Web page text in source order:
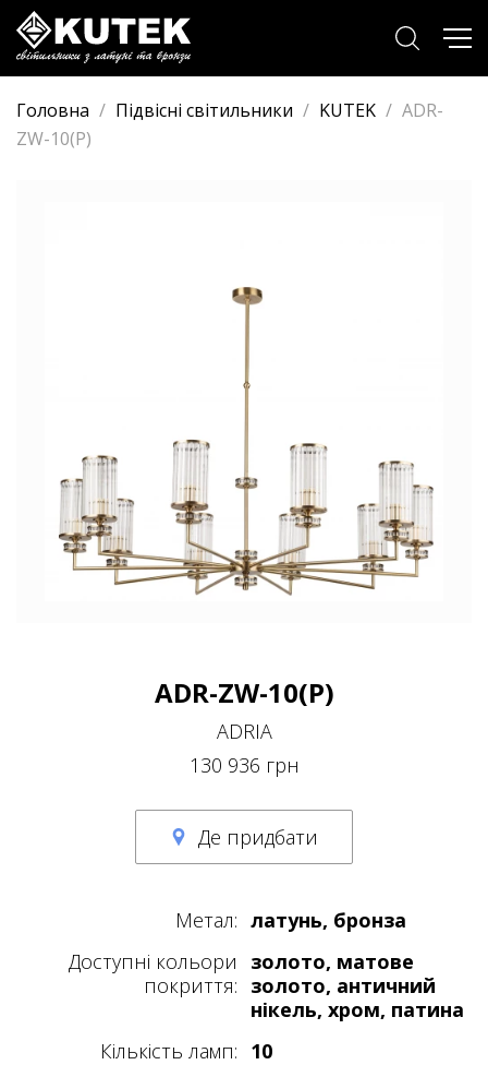
Головна / Підвісні світильники / KUTEK / ADR-
ZW-10(P)
ADR-ZW-10(P)
ADRIA
130 936 грн
Де придбати
Метал: латунь, бронза
Доступні кольори
покриття:
золото, матове
золото, античний
нікель, хром, патина
Кількість ламп: 10